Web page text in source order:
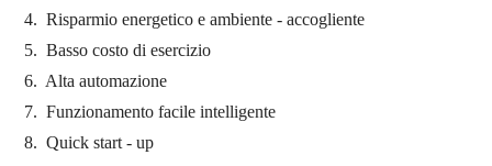
4.Risparmio energetico e ambiente-accogliente
5.Basso costo di esercizio
6. Alta automazione
7.Funzionamento facile intelligente
8.Quick start-up